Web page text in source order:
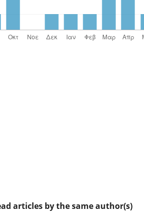
articles by the same author(s)